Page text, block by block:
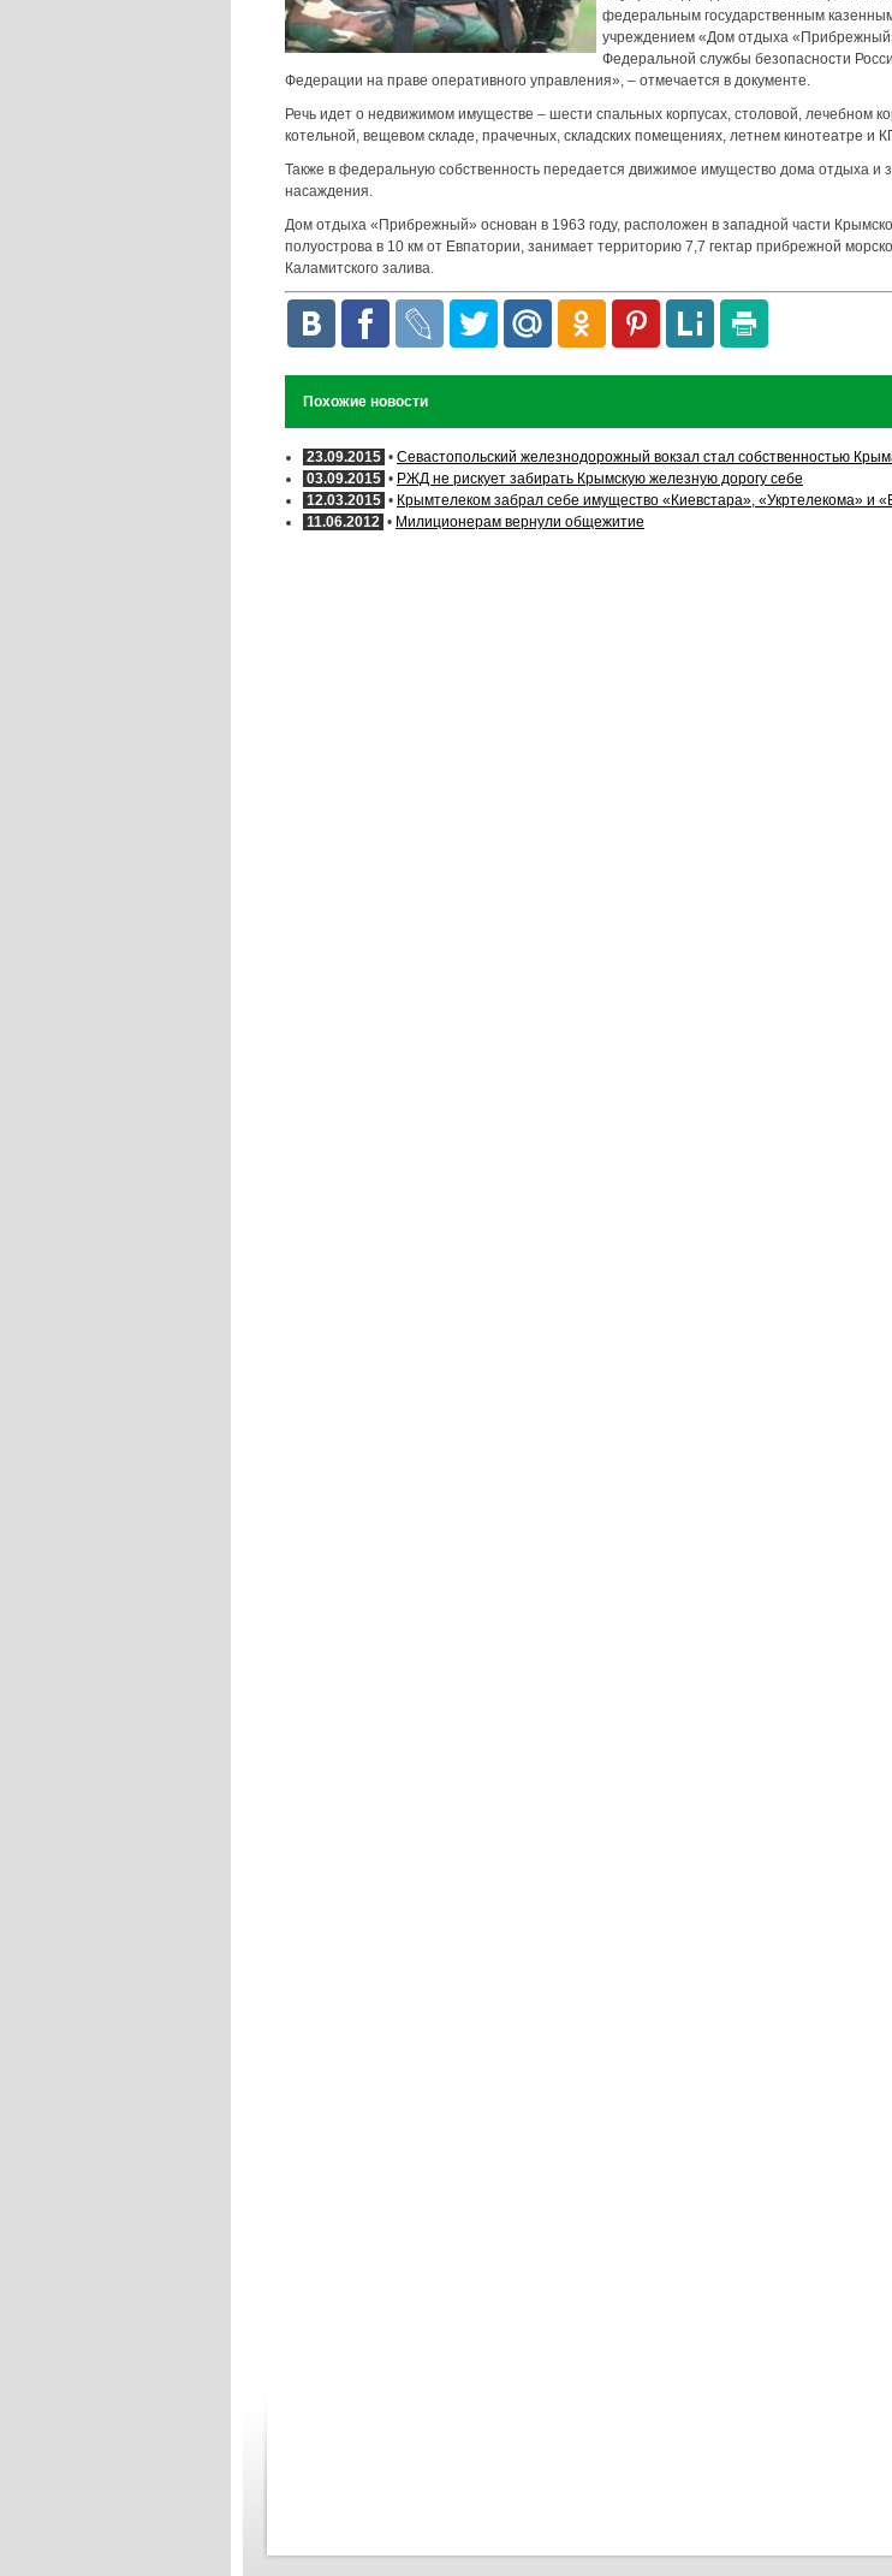
федеральным государственным
учреждением «Дом отдыха
Федеральной службы безопасности
Федерации на праве оперативного управления», – отмечается в документе.
Речь идет о недвижимом имуществе – шести спальных корпусах, столовой, лечебном
котельной, вещевом складе, прачечных, складских помещениях, летнем кинотеатре и
Также в федеральную собственность передается движимое имущество дома отдыха и
насаждения.
Дом отдыха «Прибрежный» основан в 1963 году, расположен в западной части
полуострова в 10 км от Евпатории, занимает территорию 7,7 гектар прибрежной
Каламитского залива.
Похожие новости
23.09.2015 • Севастопольский железнодорожный вокзал стал собственностью
03.09.2015 • РЖД не рискует забирать Крымскую железную дорогу себе
12.03.2015 • Крымтелеком забрал себе имущество «Киевстара», «Укртелекома» и
11.06.2012 • Милиционерам вернули общежитие